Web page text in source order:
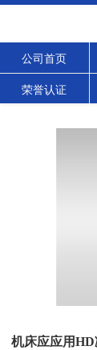
公司首页
荣誉认证
机床应应用HD